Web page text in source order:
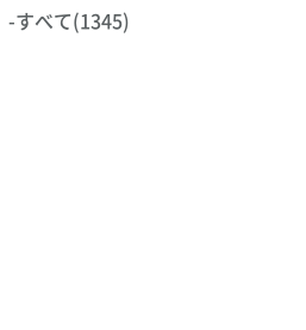
-すべて(1345)